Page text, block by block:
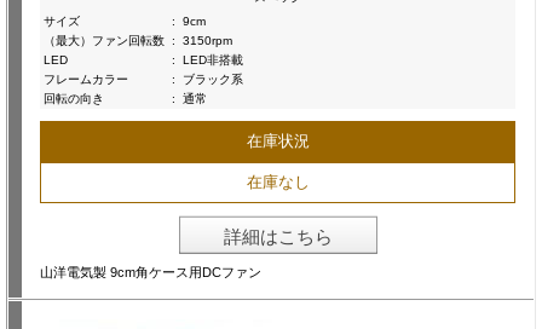
サイズ
:
9cm
（最大）ファン回転数 :
3150rpm
LED
:
LED非搭載
フレームカラー
:
ブラック系
回転の向き
: 通常
在庫状況
在庫なし
詳細はこちら
山洋電気製 9cm角ケース用DCファン